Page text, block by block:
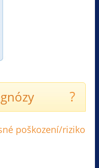
?
poškození/riziko